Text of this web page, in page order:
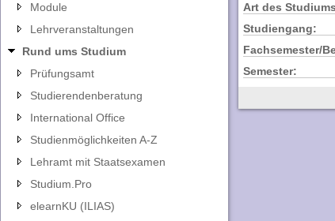
Module
Lehrveranstaltungen
Rund ums Studium
Prüfungsamt
Studierendenberatung
International Office
Studienmöglichkeiten A-Z
Lehramt mit Staatsexamen
Studium.Pro
elearnKU (ILIAS)
Art des Studiums
Studiengang:
Fachsemester/
Semester: